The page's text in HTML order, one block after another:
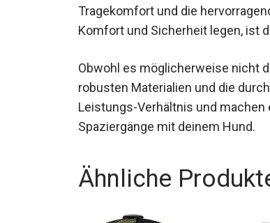
Tragekomfort und die
Komfort und Sicherheit legen, ist
Obwohl es möglicherweise nicht
robusten Materialien und die
Leistungs-Verhältnis und
Spaziergänge mit deinem Hund.
Ähnliche